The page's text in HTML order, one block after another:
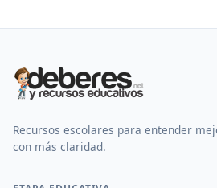
Recursos escolares para entender
con más claridad.